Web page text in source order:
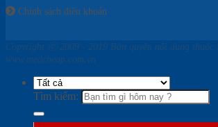
Chính sách điều khoản
Copyright ⓒ 2009 - 2019 Bản quyền nội dung thuộc
www.medcheap.com.vn
Tìm kiếm: